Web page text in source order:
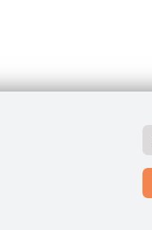
robe. Komercijalista će
a sve u cilju Vaše
kakva